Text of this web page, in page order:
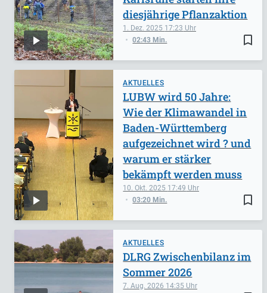
bookmark_border
1. Dez. 2025 17:23
02:43 Min.
diesjährige Pflanzaktion
AKTUELLES
bookmark_border
10. Okt. 2025 17:49
03:20 Min.
LUBW wird 50 Jahre:
Wie der Klimawandel in
Baden-Württemberg
aufgezeichnet wird ? und
warum er stärker
bekämpft werden muss
AKTUELLES
7. Aug. 2026 14:35
DLRG Zwischenbilanz im
Sommer 2026